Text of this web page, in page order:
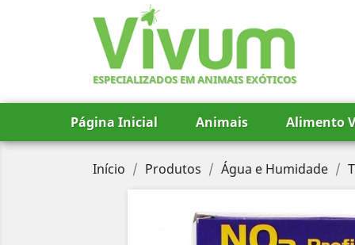
ESPECIALIZADOS EM ANIMAIS EXÓTICOS
Página Inicial Animais Alimento
Início Produtos Água e Humidade